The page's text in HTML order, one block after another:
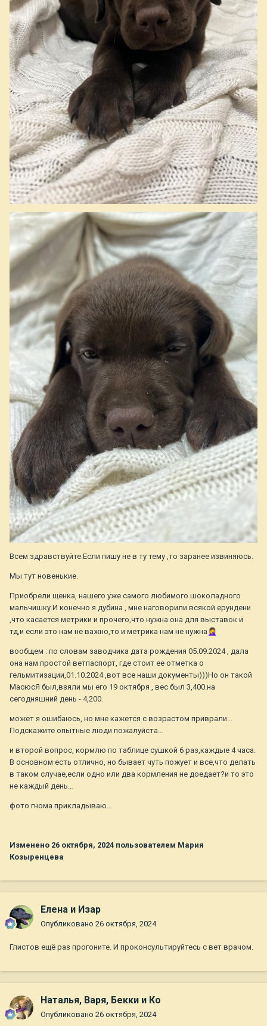
Всем здравствуйте.Если пишу не в ту тему ,то заранее извиняюсь.
Мы тут новенькие.
Приобрели щенка, нашего уже самого любимого шоколадного
мальчишку.И конечно я дубина , мне наговорили всякой ерундени
,что касается метрики и прочего,что нужна она для выставок и
тд,и если это нам не важно,то и метрика нам не нужна 🤦‍♀️
вообщем : по словам заводчика дата рождения 05.09.2024 , дала
она нам простой ветпаспорт, где стоит ее отметка о
гельмитизации,01.10.2024 ,вот все наши документы)))Но он такой
МасюсЯ был,взяли мы его 19 октября , вес был 3,400.на
сегодняшний день - 4,200.
может я ошибаюсь, но мне кажется с возрастом приврали…
Подскажите опытные люди пожалуйста…
и второй вопрос, кормлю по таблице сушкой 6 раз,каждые 4 часа.
В основном есть отлично, но бывает чуть пожует и все,что делать
в таком случае,если одно или два кормления не доедает?и то это
не каждый день…
фото гнома прикладываю…
Изменено 26 октября, 2024 пользователем Мария
Козыренцева
Елена и Изар
Опубликовано 26 октября, 2024
Глистов ещё раз прогоните. И проконсультируйтесь с вет врачом.
Наталья, Варя, Бекки и Ко
Опубликовано 26 октября, 2024